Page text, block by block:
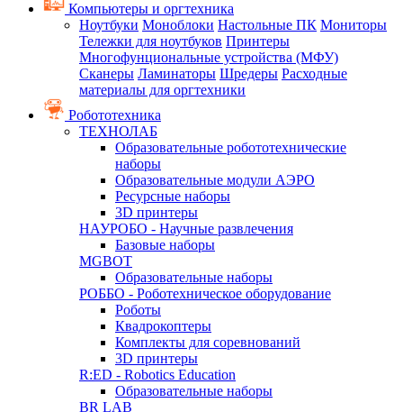
Компьютеры и оргтехника
Ноутбуки Моноблоки Настольные ПК Мониторы
Тележки для ноутбуков Принтеры
Многофунциональные устройства (МФУ)
Сканеры Ламинаторы Шредеры Расходные
материалы для оргтехники
Робототехника
ТЕХНОЛАБ
Образовательные робототехнические
наборы
Образовательные модули АЭРО
Ресурсные наборы
3D принтеры
НАУРОБО - Научные развлечения
Базовые наборы
MGBOT
Образовательные наборы
РОББО - Роботехническое оборудование
Роботы
Квадрокоптеры
Комплекты для соревнований
3D принтеры
R:ED - Robotics Education
Образовательные наборы
BR LAB